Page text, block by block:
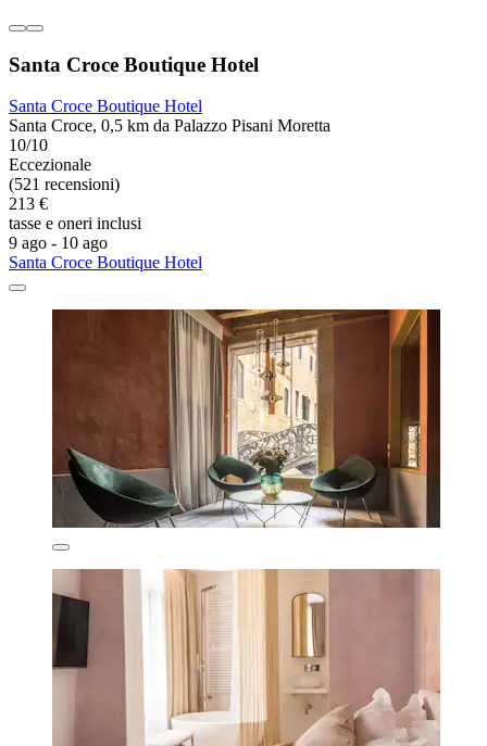
Santa Croce Boutique Hotel
Santa Croce Boutique Hotel
Santa Croce, 0,5 km da Palazzo Pisani Moretta
10/10
Eccezionale
(521 recensioni)
213 €
tasse e oneri inclusi
9 ago - 10 ago
Santa Croce Boutique Hotel